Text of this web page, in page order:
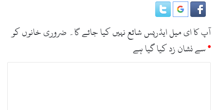
آپ کا ای میل ایڈریس شائع نہیں کیا جائے گا۔ ضروری خانوں کو
*سے نشان زد کیا گیا ہے